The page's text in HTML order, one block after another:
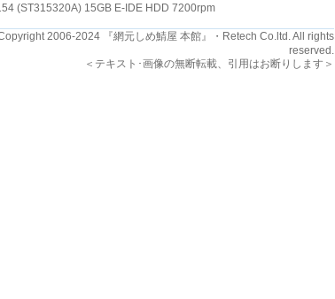
(ST315320A) 15GB E-IDE HDD 7200rpm
2006-2024 『網元しめ鯖屋 本館』・Retech Co.ltd. All rights
reserved.
＜テキスト･画像の無断転載、引用はお断りします＞